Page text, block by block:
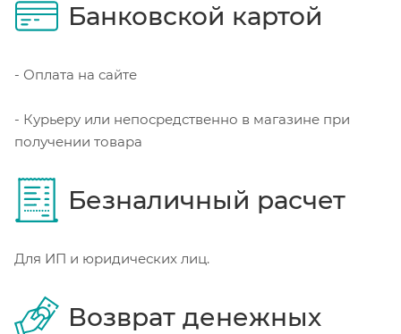
Банковской картой
- Оплата на сайте
- Курьеру или непосредственно в магазине при
получении товара
Безналичный расчет
Для ИП и юридических лиц.
Возврат денежных